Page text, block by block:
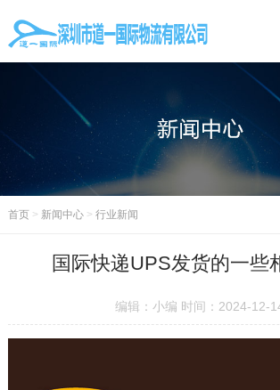
首页> 新闻中心> 行业新闻
国际快递UPS发货的一些
编辑：小编 时间：2024-12-